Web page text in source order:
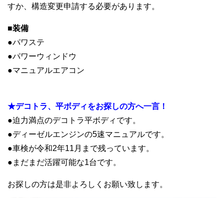
すか、構造変更申請する必要があります。
■装備
●パワステ
●パワーウィンドウ
●マニュアルエアコン
★デコトラ、平ボディをお探しの方へ一言！
●迫力満点のデコトラ平ボディです。
●ディーゼルエンジンの5速マニュアルです。
●車検が令和2年11月まで残っています。
●まだまだ活躍可能な1台です。
お探しの方は是非よろしくお願い致します。